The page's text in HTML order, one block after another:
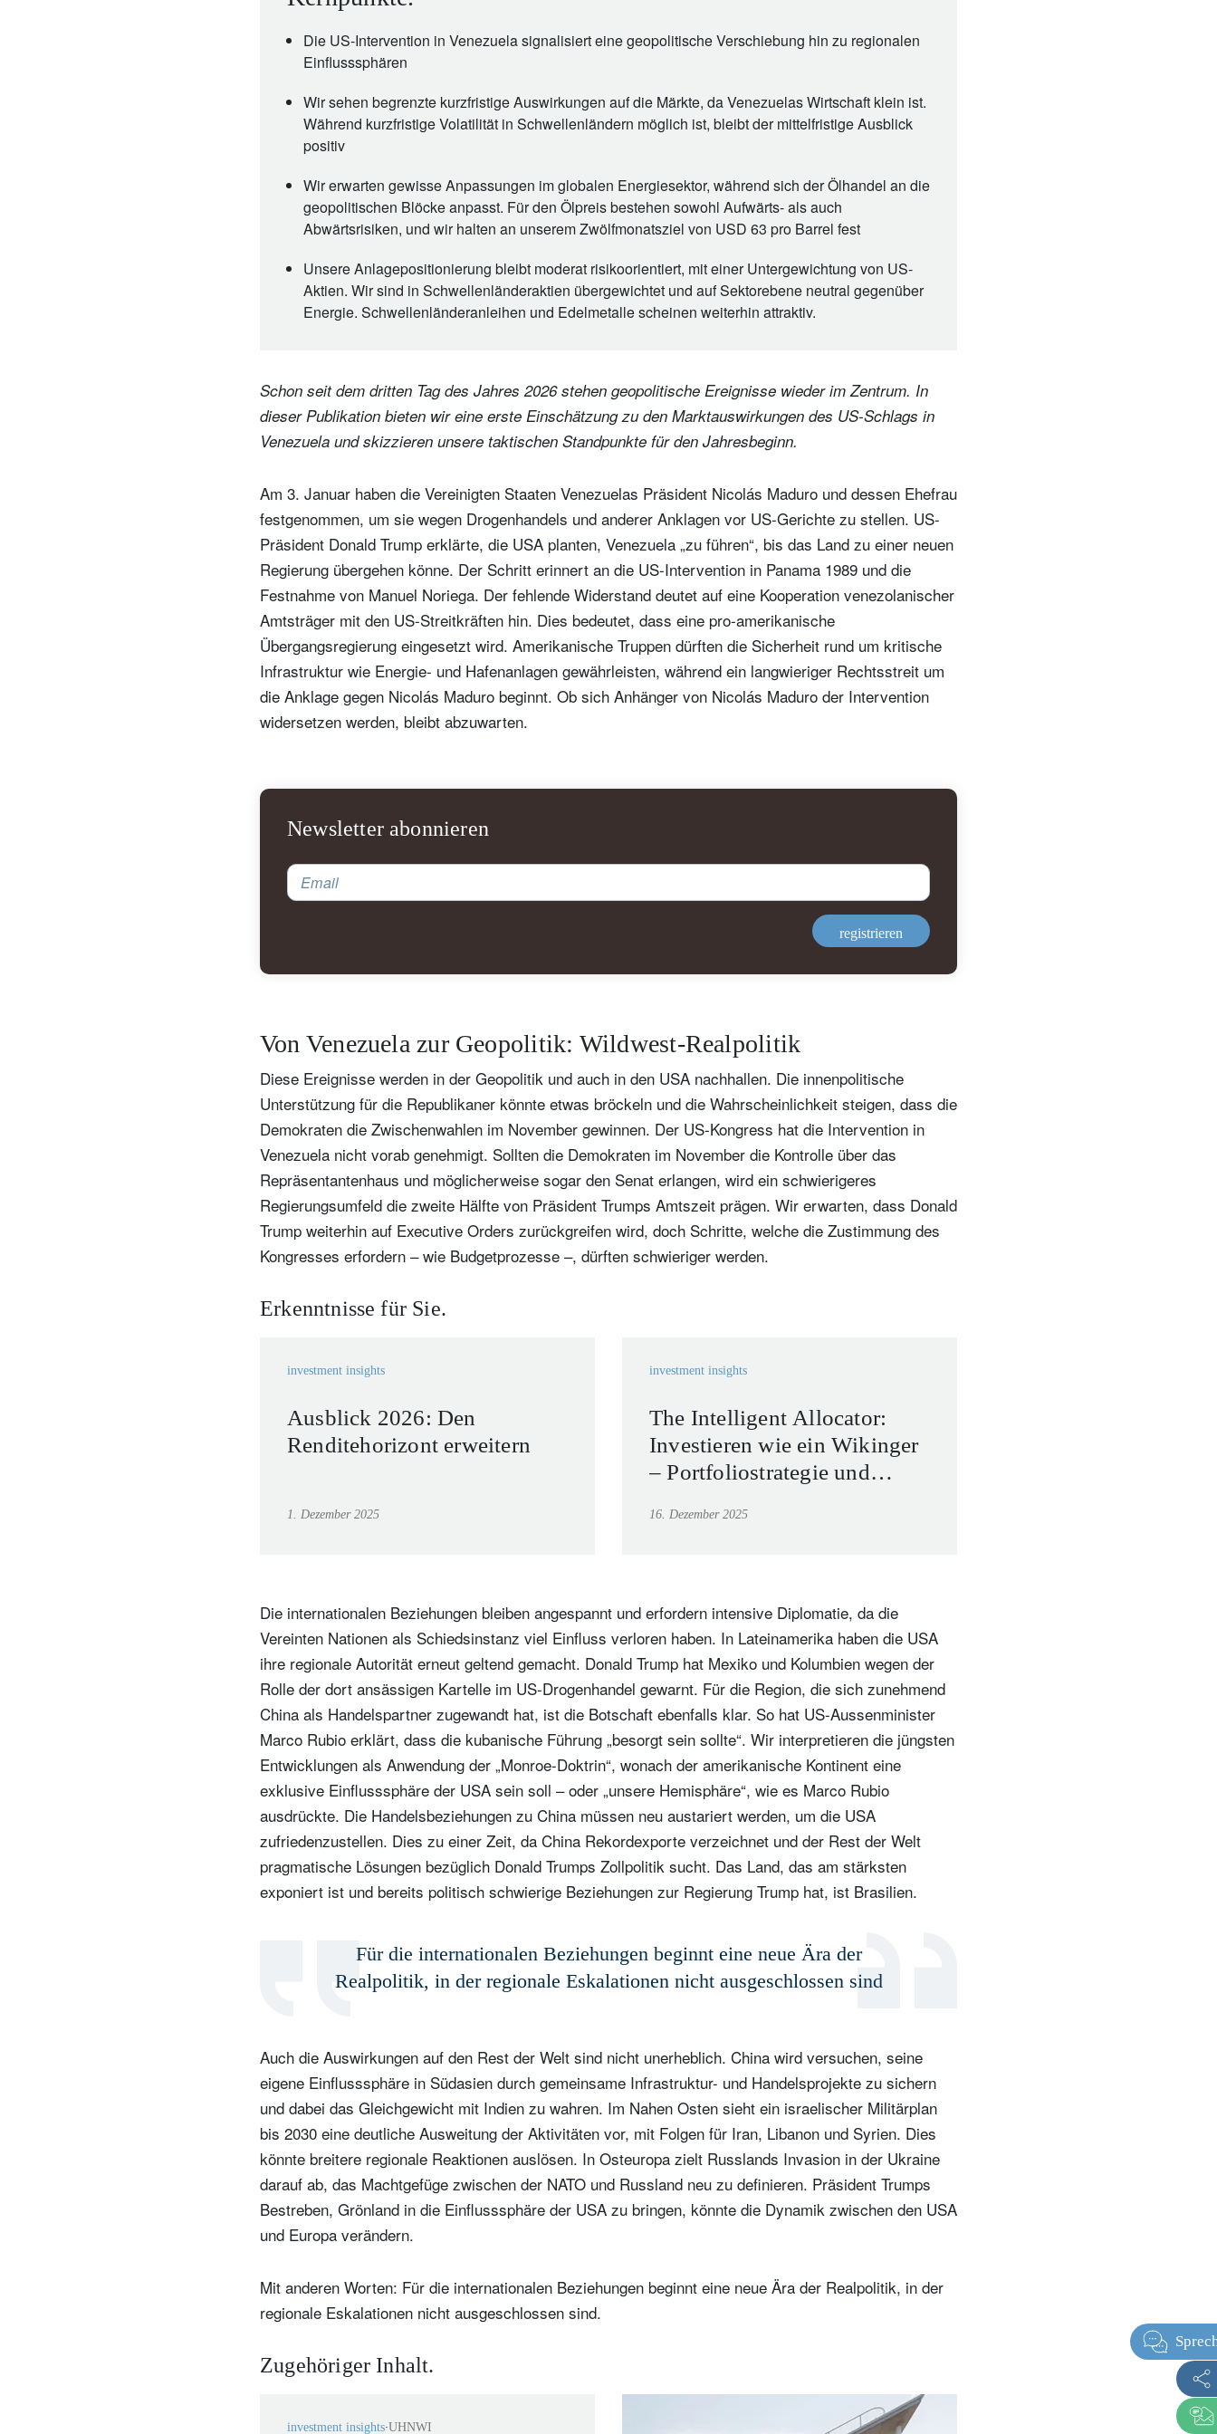
Die US-Intervention in Venezuela signalisiert eine geopolitische Verschiebung hin zu regionalen
Einflusssphären
Wir sehen begrenzte kurzfristige Auswirkungen auf die Märkte, da Venezuelas Wirtschaft klein ist.
Während kurzfristige Volatilität in Schwellenländern möglich ist, bleibt der mittelfristige Ausblick
positiv
Wir erwarten gewisse Anpassungen im globalen Energiesektor, während sich der Ölhandel an die
geopolitischen Blöcke anpasst. Für den Ölpreis bestehen sowohl Aufwärts- als auch
Abwärtsrisiken, und wir halten an unserem Zwölfmonatsziel von USD 63 pro Barrel fest
Unsere Anlagepositionierung bleibt moderat risikoorientiert, mit einer Untergewichtung von US-
Aktien. Wir sind in Schwellenländeraktien übergewichtet und auf Sektorebene neutral gegenüber
Energie. Schwellenländeranleihen und Edelmetalle scheinen weiterhin attraktiv.
Schon seit dem dritten Tag des Jahres 2026 stehen geopolitische Ereignisse wieder im Zentrum. In
dieser Publikation bieten wir eine erste Einschätzung zu den Marktauswirkungen des US-Schlags in
Venezuela und skizzieren unsere taktischen Standpunkte für den Jahresbeginn.
Am 3. Januar haben die Vereinigten Staaten Venezuelas Präsident Nicolás Maduro und dessen Ehefrau
festgenommen, um sie wegen Drogenhandels und anderer Anklagen vor US-Gerichte zu stellen. US-
Präsident Donald Trump erklärte, die USA planten, Venezuela „zu führen“, bis das Land zu einer neuen
Regierung übergehen könne. Der Schritt erinnert an die US-Intervention in Panama 1989 und die
Festnahme von Manuel Noriega. Der fehlende Widerstand deutet auf eine Kooperation venezolanischer
Amtsträger mit den US-Streitkräften hin. Dies bedeutet, dass eine pro-amerikanische
Übergangsregierung eingesetzt wird. Amerikanische Truppen dürften die Sicherheit rund um kritische
Infrastruktur wie Energie- und Hafenanlagen gewährleisten, während ein langwieriger Rechtsstreit um
die Anklage gegen Nicolás Maduro beginnt. Ob sich Anhänger von Nicolás Maduro der Intervention
widersetzen werden, bleibt abzuwarten.
Newsletter abonnieren
Email
registrieren
Von Venezuela zur Geopolitik: Wildwest-Realpolitik
Diese Ereignisse werden in der Geopolitik und auch in den USA nachhallen. Die innenpolitische
Unterstützung für die Republikaner könnte etwas bröckeln und die Wahrscheinlichkeit steigen, dass die
Demokraten die Zwischenwahlen im November gewinnen. Der US-Kongress hat die Intervention in
Venezuela nicht vorab genehmigt. Sollten die Demokraten im November die Kontrolle über das
Repräsentantenhaus und möglicherweise sogar den Senat erlangen, wird ein schwierigeres
Regierungsumfeld die zweite Hälfte von Präsident Trumps Amtszeit prägen. Wir erwarten, dass Donald
Trump weiterhin auf Executive Orders zurückgreifen wird, doch Schritte, welche die Zustimmung des
Kongresses erfordern – wie Budgetprozesse –, dürften schwieriger werden.
Erkenntnisse für Sie.
investment insights
Ausblick 2026: Den
Renditehorizont erweitern
1. Dezember 2025
investment insights
The Intelligent Allocator:
Investieren wie ein Wikinger
– Portfoliostrategie und
16. Dezember 2025
Die internationalen Beziehungen bleiben angespannt und erfordern intensive Diplomatie, da die
Vereinten Nationen als Schiedsinstanz viel Einfluss verloren haben. In Lateinamerika haben die USA
ihre regionale Autorität erneut geltend gemacht. Donald Trump hat Mexiko und Kolumbien wegen der
Rolle der dort ansässigen Kartelle im US-Drogenhandel gewarnt. Für die Region, die sich zunehmend
China als Handelspartner zugewandt hat, ist die Botschaft ebenfalls klar. So hat US-Aussenminister
Marco Rubio erklärt, dass die kubanische Führung „besorgt sein sollte“. Wir interpretieren die jüngsten
Entwicklungen als Anwendung der „Monroe-Doktrin“, wonach der amerikanische Kontinent eine
exklusive Einflusssphäre der USA sein soll – oder „unsere Hemisphäre“, wie es Marco Rubio
ausdrückte. Die Handelsbeziehungen zu China müssen neu austariert werden, um die USA
zufriedenzustellen. Dies zu einer Zeit, da China Rekordexporte verzeichnet und der Rest der Welt
pragmatische Lösungen bezüglich Donald Trumps Zollpolitik sucht. Das Land, das am stärksten
exponiert ist und bereits politisch schwierige Beziehungen zur Regierung Trump hat, ist Brasilien.
Für die internationalen Beziehungen beginnt eine neue Ära der
Realpolitik, in der regionale Eskalationen nicht ausgeschlossen sind
Auch die Auswirkungen auf den Rest der Welt sind nicht unerheblich. China wird versuchen, seine
eigene Einflusssphäre in Südasien durch gemeinsame Infrastruktur- und Handelsprojekte zu sichern
und dabei das Gleichgewicht mit Indien zu wahren. Im Nahen Osten sieht ein israelischer Militärplan
bis 2030 eine deutliche Ausweitung der Aktivitäten vor, mit Folgen für Iran, Libanon und Syrien. Dies
könnte breitere regionale Reaktionen auslösen. In Osteuropa zielt Russlands Invasion in der Ukraine
darauf ab, das Machtgefüge zwischen der NATO und Russland neu zu definieren. Präsident Trumps
Bestreben, Grönland in die Einflusssphäre der USA zu bringen, könnte die Dynamik zwischen den USA
und Europa verändern.
Mit anderen Worten: Für die internationalen Beziehungen beginnt eine neue Ära der Realpolitik, in der
regionale Eskalationen nicht ausgeschlossen sind.
Zugehöriger Inhalt.
investment insights UHNWI
Newsletter abonnieren
Select an Option
Titel Vorname Name
Select an Option
Wohnsitzland
Ich bin weder in den USA wohnhaft
noch bin ich US-Bürger
Ihre Informationen werden in Übereinstimmung mit unserer
Datenschutzerklärung verwendet
registrieren